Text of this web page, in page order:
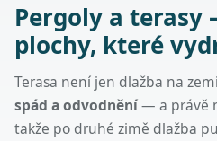
Pergoly a
plochy, které
Terasa není jen dlažba na
spád a odvodnění— a právě
takže po druhé zimě dlažba